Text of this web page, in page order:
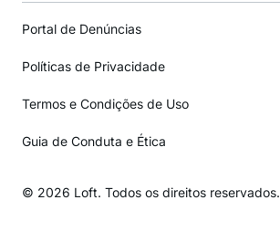
Portal de Denúncias
Políticas de Privacidade
Termos e Condições de Uso
Guia de Conduta e Ética
© 2026 Loft. Todos os direitos reservados.